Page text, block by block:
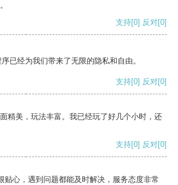
支持[0] 反对[0]
已经为我们带来了无限的隐私和自由。
支持[0] 反对[0]
精美，玩法丰富。我已经玩了好几个小时，还
支持[0] 反对[0]
贴心，遇到问题都能及时解决，服务态度非常